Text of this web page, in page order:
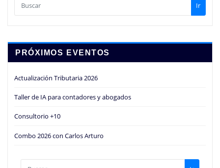
Ir
PRÓXIMOS EVENTOS
Actualización Tributaria 2026
Taller de IA para contadores y abogados
Consultorio +10
Combo 2026 con Carlos Arturo